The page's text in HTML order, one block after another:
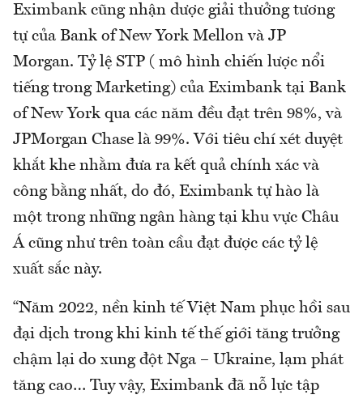
Eximbank cũng nhận dược giải thưởng tương
tự của Bank of New York Mellon và JP
Morgan. Tỷ lệ STP ( mô hình chiến lược nổi
tiếng trong Marketing) của Eximbank tại Bank
of New York qua các năm đều đạt trên 98%, và
JPMorgan Chase là 99%. Với tiêu chí xét duyệt
khắt khe nhằm đưa ra kết quả chính xác và
công bằng nhất, do đó, Eximbank tự hào là
một trong những ngân hàng tại khu vực Châu
Á cũng như trên toàn cầu đạt được các tỷ lệ
xuất sắc này.
“Năm 2022, nền kinh tế Việt Nam phục hồi sau
đại dịch trong khi kinh tế thế giới tăng trưởng
chậm lại do xung đột Nga – Ukraine, lạm phát
tăng cao… Tuy vậy, Eximbank đã nỗ lực tập